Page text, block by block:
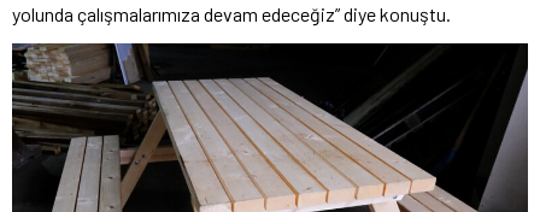
yolunda çalışmalarımıza devam edeceğiz” diye konuştu.